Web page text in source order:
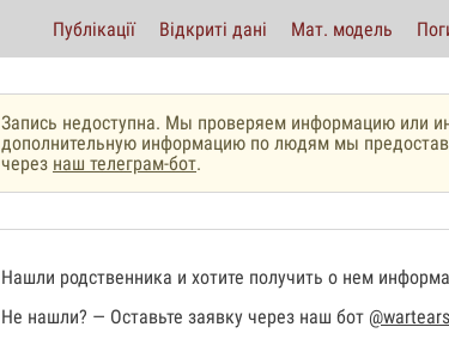
Публікації Відкриті дані Мат. модель
Запись недоступна. Мы проверяем информацию или
дополнительную информацию по людям мы
через наш телеграм-бот.
Нашли родственника и хотите получить о нем
Не нашли? — Оставьте заявку через наш бот